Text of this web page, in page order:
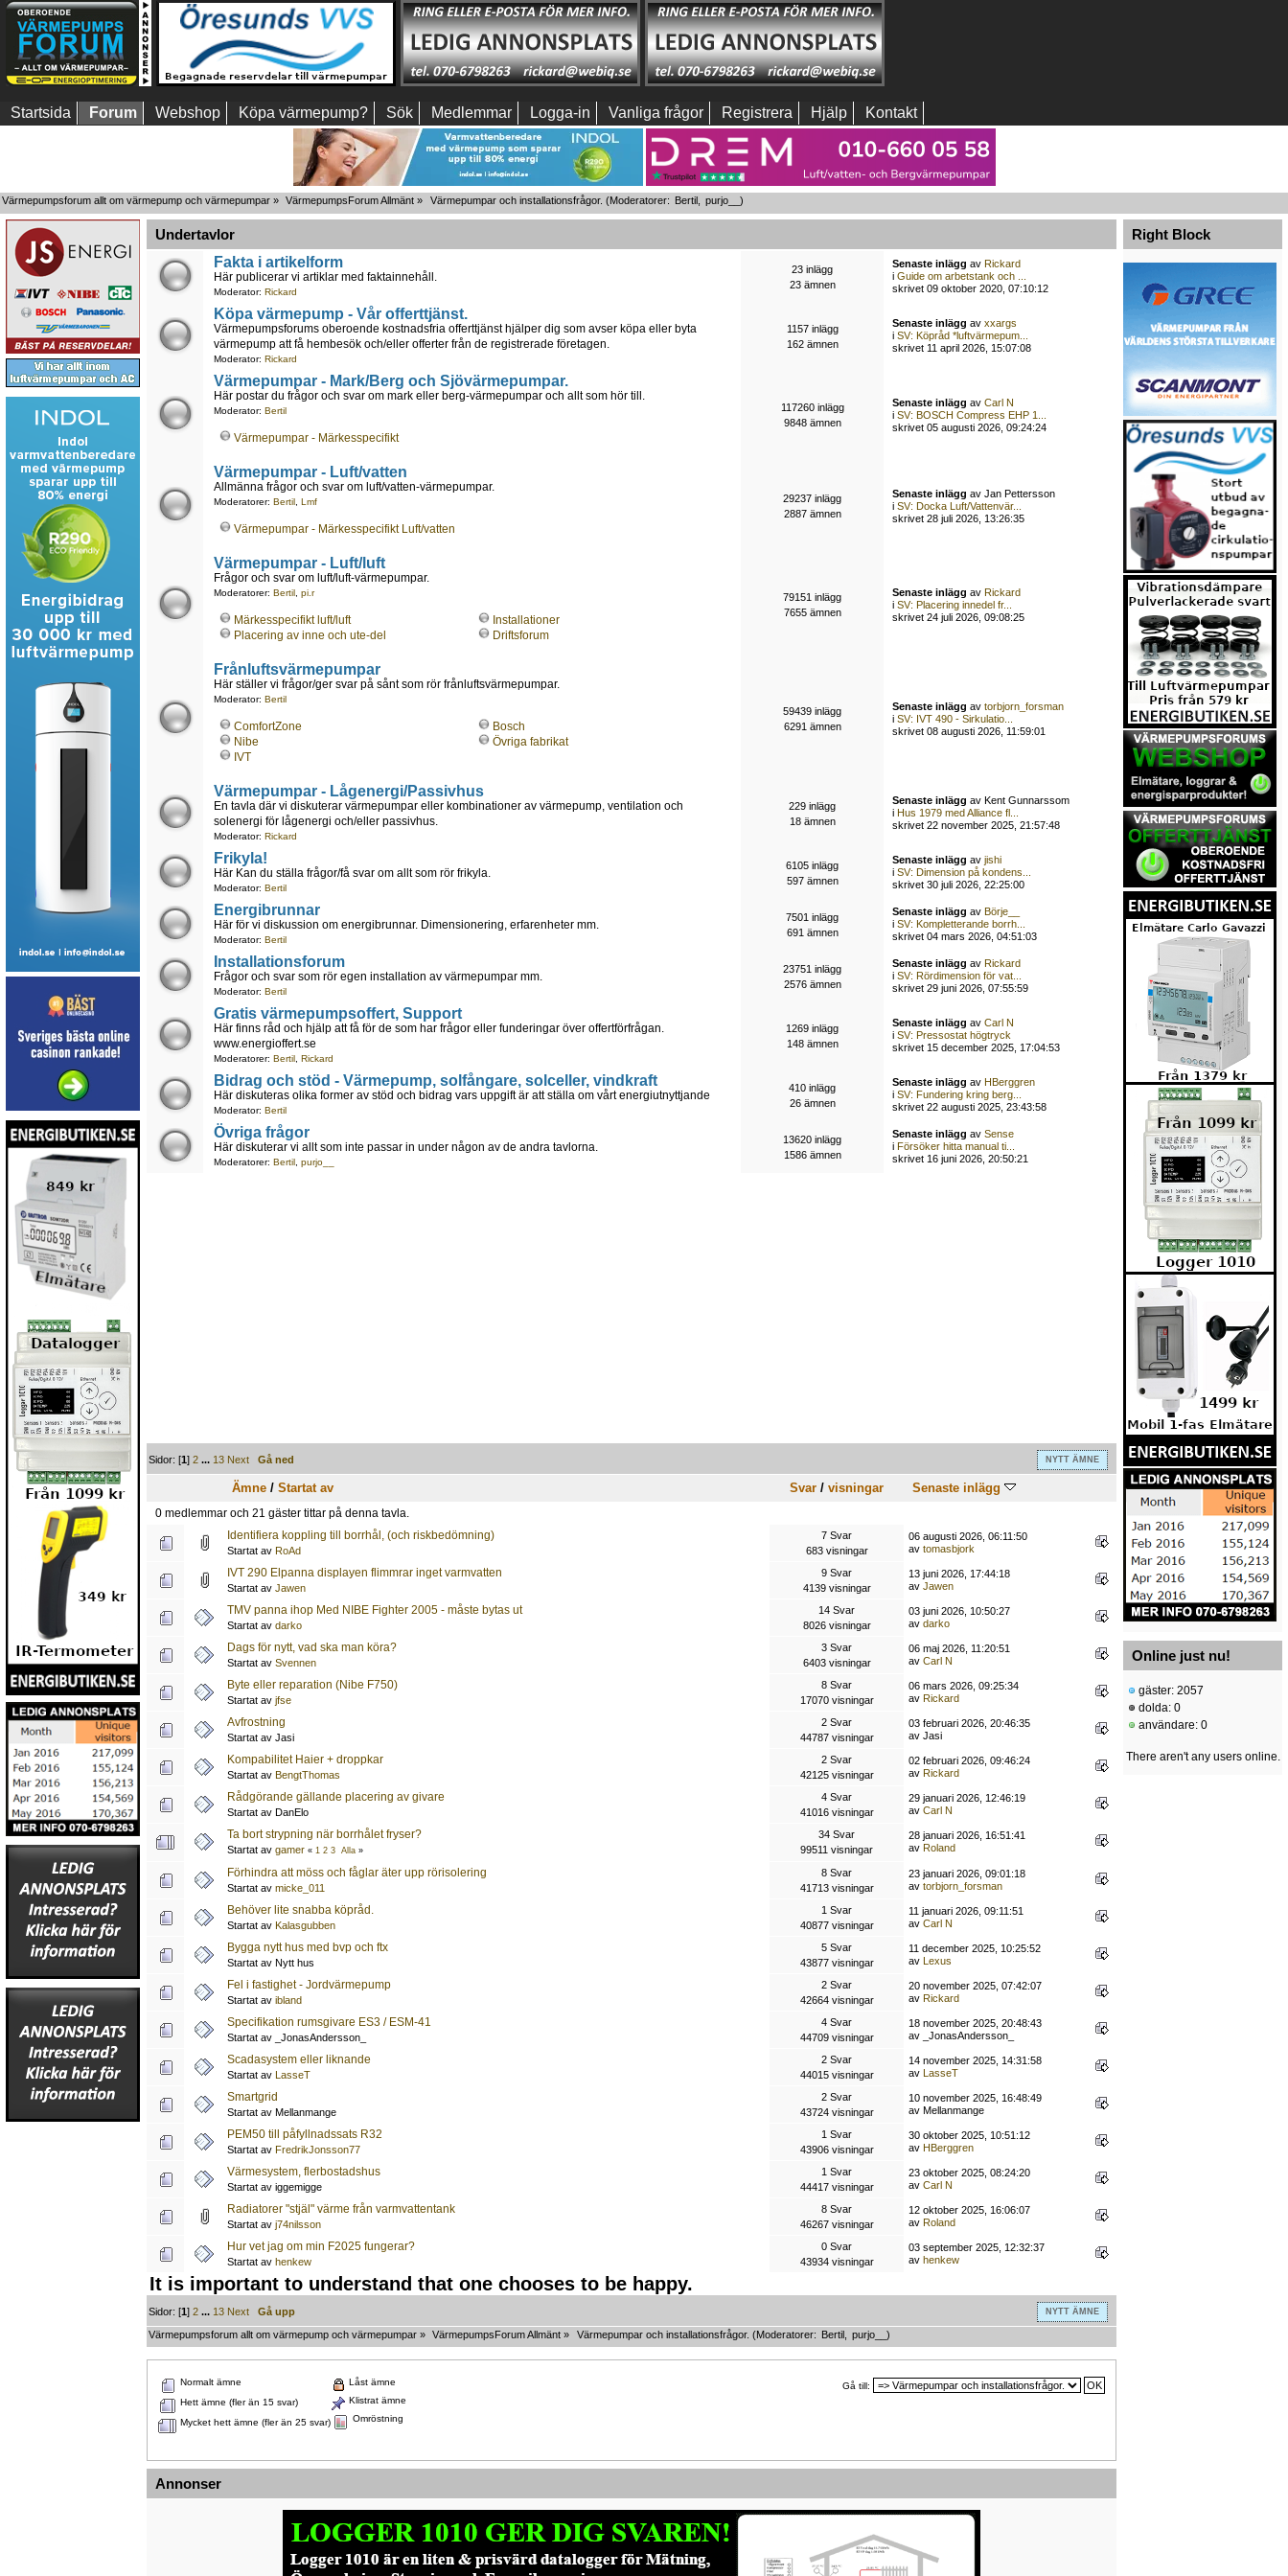
Startsida Forum Webshop Köpa värmepump? Sök Medlemmar Logga-in Vanliga frågor Registrera Hjälp Kontakt
Värmepumpsforum allt om värmepump och värmepumpar » VärmepumpsForum Allmänt » Värmepumpar och installationsfrågor. (Moderatorer: Bertil, purjo__ )
Undertavlor
Fakta i artikelform
Här publicerar vi artiklar med faktainnehåll.
Moderator: Rickard
23 inlägg
23 ämnen
Senaste inlägg avRickard
iGuide om arbetstank och ...
skrivet 09 oktober 2020, 07:10:12
Köpa värmepump - Vår offerttjänst.
Värmepumpsforums oberoende kostnadsfria offerttjänst hjälper dig som avser köpa eller byta
värmepump att få hembesök och/eller offerter från de registrerade företagen.
Moderator: Rickard
1157 inlägg
162 ämnen
Senaste inlägg avxxargs
iSV: Köpråd *luftvärmepum...
skrivet 11 april 2026, 15:07:08
Värmepumpar - Mark/Berg och Sjövärmepumpar.
Här postar du frågor och svar om mark eller berg-värmepumpar och allt som hör till.
Moderator: Bertil
Värmepumpar - Märkesspecifikt
117260 inlägg
9848 ämnen
Senaste inlägg avCarl N
iSV: BOSCH Compress EHP 1...
skrivet 05 augusti 2026, 09:24:24
Värmepumpar - Luft/vatten
Allmänna frågor och svar om luft/vatten-värmepumpar.
Moderatorer: Bertil, Lmf
Värmepumpar - Märkesspecifikt Luft/vatten
29237 inlägg
2887 ämnen
Senaste inlägg av Jan Pettersson
iSV: Docka Luft/Vattenvär...
skrivet 28 juli 2026, 13:26:35
Värmepumpar - Luft/luft
Frågor och svar om luft/luft-värmepumpar.
Moderatorer: Bertil, pi.r
Märkesspecifikt luft/luft
Placering av inne och ute-del
Installationer
Driftsforum
79151 inlägg
7655 ämnen
Senaste inlägg avRickard
iSV: Placering innedel fr...
skrivet 24 juli 2026, 09:08:25
Frånluftsvärmepumpar
Här ställer vi frågor/ger svar på sånt som rör frånluftsvärmepumpar.
Moderator: Bertil
ComfortZone
Nibe
IVT
Bosch
Övriga fabrikat
59439 inlägg
6291 ämnen
Senaste inlägg avtorbjorn_forsman
iSV: IVT 490 - Sirkulatio...
skrivet 08 augusti 2026, 11:59:01
Värmepumpar - Lågenergi/Passivhus
En tavla där vi diskuterar värmepumpar eller kombinationer av värmepump, ventilation och
solenergi för lågenergi och/eller passivhus.
Moderator: Rickard
229 inlägg
18 ämnen
Senaste inlägg av Kent Gunnarssom
iHus 1979 med Alliance fl...
skrivet 22 november 2025, 21:57:48
Frikyla!
Här Kan du ställa frågor/få svar om allt som rör frikyla.
Moderator: Bertil
6105 inlägg
597 ämnen
Senaste inlägg avjishi
iSV: Dimension på kondens...
skrivet 30 juli 2026, 22:25:00
Energibrunnar
Här för vi diskussion om energibrunnar. Dimensionering, erfarenheter mm.
Moderator: Bertil
7501 inlägg
691 ämnen
Senaste inlägg avBörje__
iSV: Kompletterande borrh...
skrivet 04 mars 2026, 04:51:03
Installationsforum
Frågor och svar som rör egen installation av värmepumpar mm.
Moderator: Bertil
23751 inlägg
2576 ämnen
Senaste inlägg avRickard
iSV: Rördimension för vat...
skrivet 29 juni 2026, 07:55:59
Gratis värmepumpsoffert, Support
Här finns råd och hjälp att få för de som har frågor eller funderingar över offertförfrågan.
www.energioffert.se
Moderatorer: Bertil, Rickard
1269 inlägg
148 ämnen
Senaste inlägg avCarl N
iSV: Pressostat högtryck
skrivet 15 december 2025, 17:04:53
Bidrag och stöd - Värmepump, solfångare, solceller, vindkraft
Här diskuteras olika former av stöd och bidrag vars uppgift är att ställa om vårt energiutnyttjande
Moderator: Bertil
410 inlägg
26 ämnen
Senaste inlägg avHBerggren
iSV: Fundering kring berg...
skrivet 22 augusti 2025, 23:43:58
Övriga frågor
Här diskuterar vi allt som inte passar in under någon av de andra tavlorna.
Moderatorer: Bertil, purjo__
13620 inlägg
1586 ämnen
Senaste inlägg avSense
iFörsöker hitta manual ti...
skrivet 16 juni 2026, 20:50:21
Sidor: [1]2 ... 13 Next Gå ned NYTT ÄMNE
Ämne /Startat av Svar/ visningar Senaste inlägg
0 medlemmar och 21 gäster tittar på denna tavla.
Identifiera koppling till borrhål, (och riskbedömning)
Startat av RoAd
7 Svar
683 visningar
06 augusti 2026, 06:11:50
av tomasbjork
IVT 290 Elpanna displayen flimmrar inget varmvatten
Startat av Jawen
9 Svar
4139 visningar
13 juni 2026, 17:44:18
av Jawen
TMV panna ihop Med NIBE Fighter 2005 - måste bytas ut
Startat av darko
14 Svar
8026 visningar
03 juni 2026, 10:50:27
av darko
Dags för nytt, vad ska man köra?
Startat av Svennen
3 Svar
6403 visningar
06 maj 2026, 11:20:51
av Carl N
Byte eller reparation (Nibe F750)
Startat av jfse
8 Svar
17070 visningar
06 mars 2026, 09:25:34
av Rickard
Avfrostning
Startat av Jasi
2 Svar
44787 visningar
03 februari 2026, 20:46:35
av Jasi
Kompabilitet Haier + droppkar
Startat av BengtThomas
2 Svar
42125 visningar
02 februari 2026, 09:46:24
av Rickard
Rådgörande gällande placering av givare
Startat av DanElo
4 Svar
41016 visningar
29 januari 2026, 12:46:19
av Carl N
Ta bort strypning när borrhålet fryser?
Startat av gamer « 1 2 3 Alla »
34 Svar
99511 visningar
28 januari 2026, 16:51:41
av Roland
Förhindra att möss och fåglar äter upp rörisolering
Startat av micke_011
8 Svar
41713 visningar
23 januari 2026, 09:01:18
av torbjorn_forsman
Behöver lite snabba köpråd.
Startat av Kalasgubben
1 Svar
40877 visningar
11 januari 2026, 09:11:51
av Carl N
Bygga nytt hus med bvp och ftx
Startat av Nytt hus
5 Svar
43877 visningar
11 december 2025, 10:25:52
av Lexus
Fel i fastighet - Jordvärmepump
Startat av ibland
2 Svar
42664 visningar
20 november 2025, 07:42:07
av Rickard
Specifikation rumsgivare ES3 / ESM-41
Startat av _JonasAndersson_
4 Svar
44709 visningar
18 november 2025, 20:48:43
av _JonasAndersson_
Scadasystem eller liknande
Startat av LasseT
2 Svar
44015 visningar
14 november 2025, 14:31:58
av LasseT
Smartgrid
Startat av Mellanmange
2 Svar
43724 visningar
10 november 2025, 16:48:49
av Mellanmange
PEM50 till påfyllnadssats R32
Startat av FredrikJonsson77
1 Svar
43906 visningar
30 oktober 2025, 10:51:12
av HBerggren
Värmesystem, flerbostadshus
Startat av iggemigge
1 Svar
44417 visningar
23 oktober 2025, 08:24:20
av Carl N
Radiatorer "stjäl" värme från varmvattentank
Startat av j74nilsson
8 Svar
46267 visningar
12 oktober 2025, 16:06:07
av Roland
Hur vet jag om min F2025 fungerar?
Startat av henkew
0 Svar
43934 visningar
03 september 2025, 12:32:37
av henkew
It is important to understand that one chooses to be happy.
NYTT ÄMNE
Sidor: [1]2 ... 13 Next
Gå upp
Värmepumpsforum allt om värmepump och värmepumpar » VärmepumpsForum Allmänt » Värmepumpar och installationsfrågor. (Moderatorer: Bertil, purjo__ )
Gå till:
Normalt ämne
Hett ämne (fler än 15 svar)
Mycket hett ämne (fler än 25 svar)
Låst ämne
Klistrat ämne
Omröstning
Annonser
Right Block
Online just nu!
gäster: 2057
dolda: 0
användare: 0
There aren't any users online.